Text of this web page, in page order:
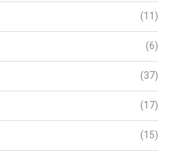
(11)
(6)
(37)
(17)
(15)